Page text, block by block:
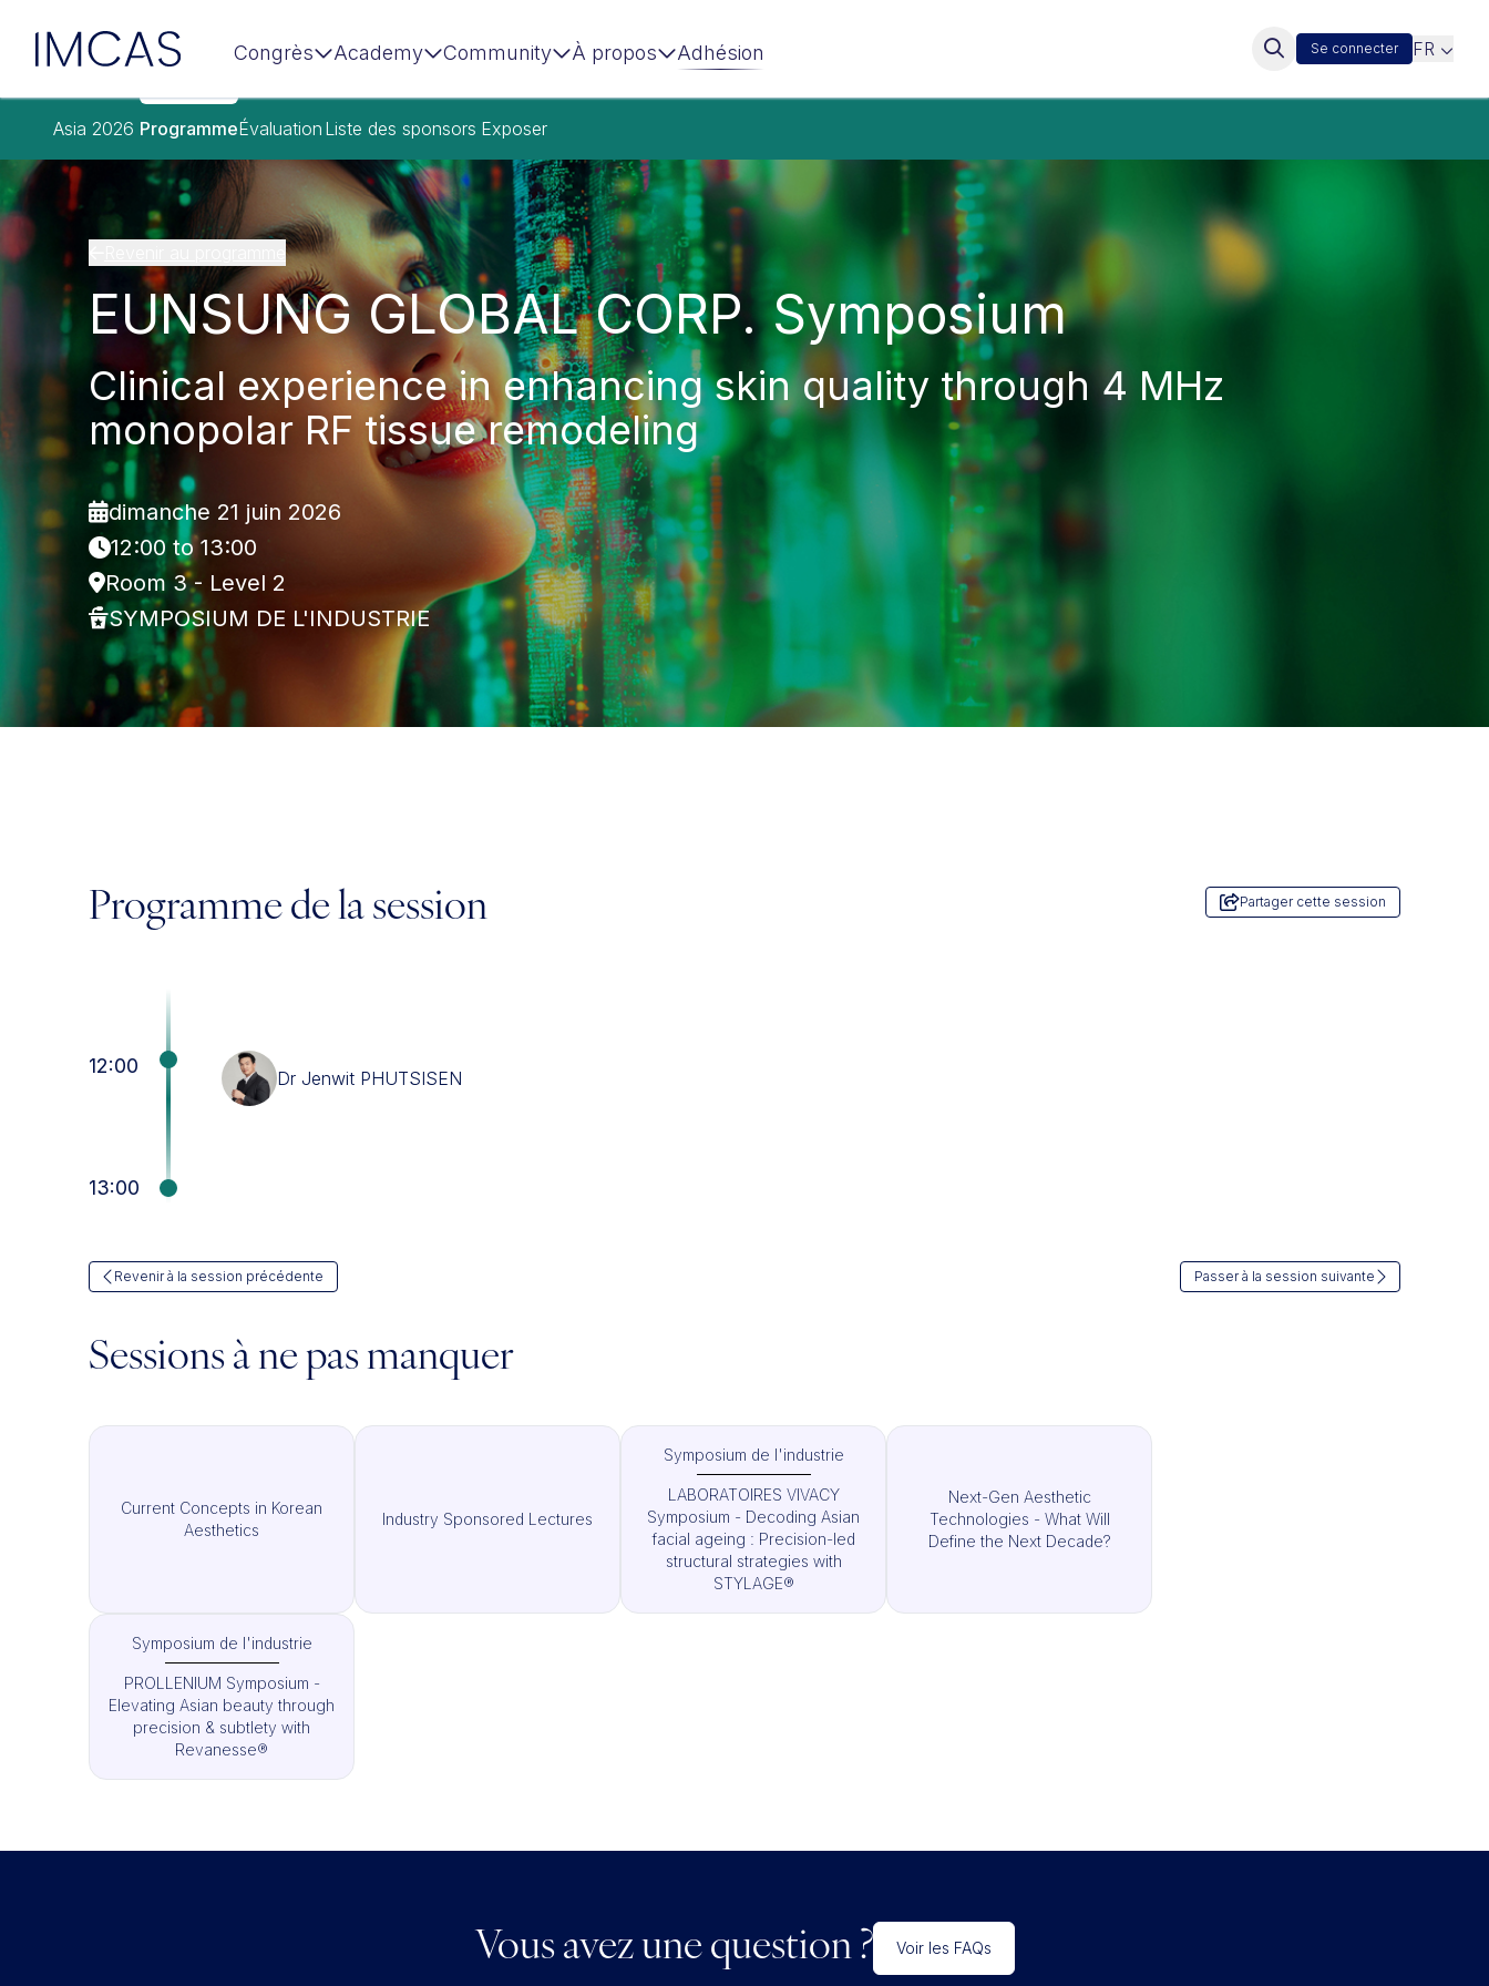
Aller au contenu principal
IMCAS Congrès Academy Community À propos Adhésion Se connecter FR
Asia 2026 ProgrammeÉvaluation Liste des sponsors Exposer
EUNSUNG GLOBAL CORP. Symposium
Clinical experience in enhancing skin quality through 4 MHz
monopolar RF tissue remodeling
dimanche 21 juin 2026
12:00 to 13:00
Room 3 - Level 2
SYMPOSIUM DE L'INDUSTRIE
Programme de la session Partager cette session
12:00
Dr Jenwit PHUTSISEN
13:00
Revenir à la session précédente Passer à la session suivante
Sessions à ne pas manquer
Current Concepts in Korean
Aesthetics
Industry Sponsored Lectures
Symposium de l'industrie
LABORATOIRES VIVACY
Symposium - Decoding Asian
facial ageing : Precision-led
structural strategies with
STYLAGE®
Next-Gen Aesthetic
Technologies - What Will
Define the Next Decade?
Symposium de l'industrie
PROLLENIUM Symposium -
Elevating Asian beauty through
precision & subtlety with
Revanesse®
Vous avez une question ? Voir les FAQs